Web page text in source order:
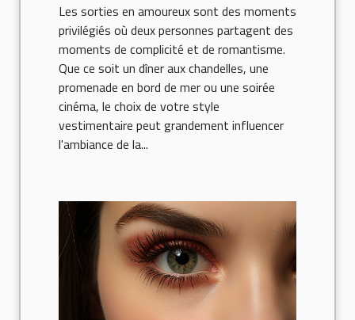
Les sorties en amoureux sont des moments
privilégiés où deux personnes partagent des
moments de complicité et de romantisme.
Que ce soit un dîner aux chandelles, une
promenade en bord de mer ou une soirée
cinéma, le choix de votre style
vestimentaire peut grandement influencer
l'ambiance de la...